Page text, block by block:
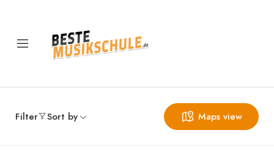
Filter Sort by Maps view